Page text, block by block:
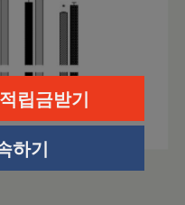
립금받기
하기